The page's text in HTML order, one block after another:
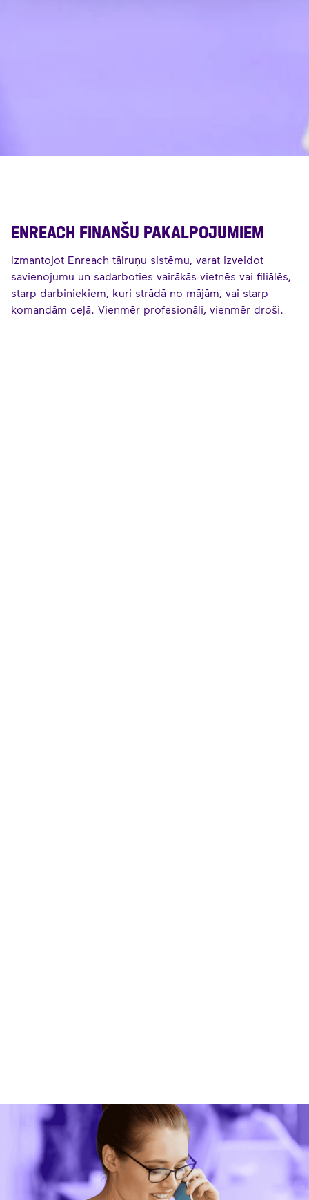
ENREACH FINANŠU PAKALPOJUMIEM
Izmantojot Enreach tālruņu sistēmu, varat izveidot
savienojumu un sadarboties vairākās vietnēs vai filiālēs,
starp darbiniekiem, kuri strādā no mājām, vai starp
komandām ceļā. Vienmēr profesionāli, vienmēr droši.